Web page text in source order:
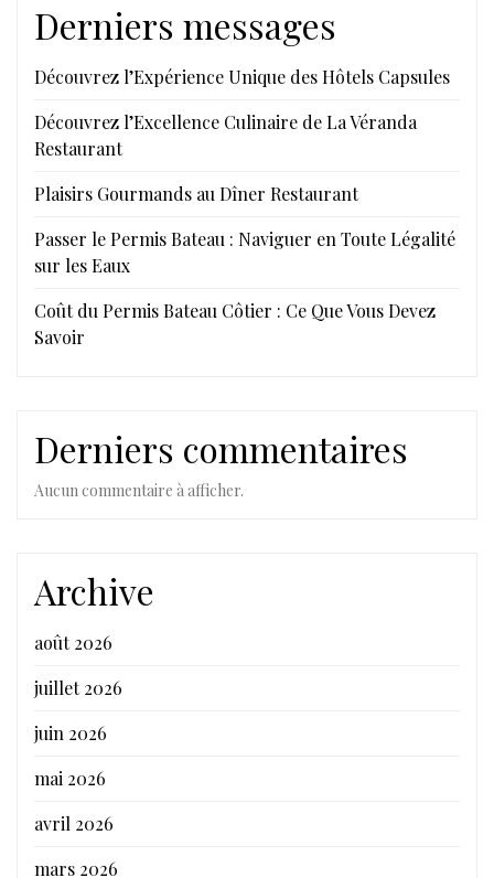
Derniers messages
Découvrez l’Expérience Unique des Hôtels Capsules
Découvrez l’Excellence Culinaire de La Véranda
Restaurant
Plaisirs Gourmands au Dîner Restaurant
Passer le Permis Bateau : Naviguer en Toute Légalité
sur les Eaux
Coût du Permis Bateau Côtier : Ce Que Vous Devez
Savoir
Derniers commentaires
Aucun commentaire à afficher.
Archive
août 2026
juillet 2026
juin 2026
mai 2026
avril 2026
mars 2026